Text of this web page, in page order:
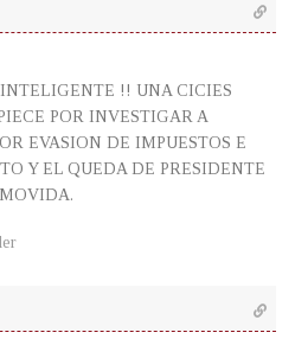
!! UNA CICIES
POR INVESTIGAR A
EVASION DE IMPUESTOS E
Y EL QUEDA DE PRESIDENTE